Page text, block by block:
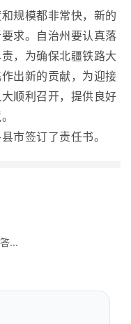
规模都非常快，新的
求。自治州要认真落
，为确保北疆铁路大
出新的贡献，为迎接
顺利召开，提供良好
签订了责任书。
...